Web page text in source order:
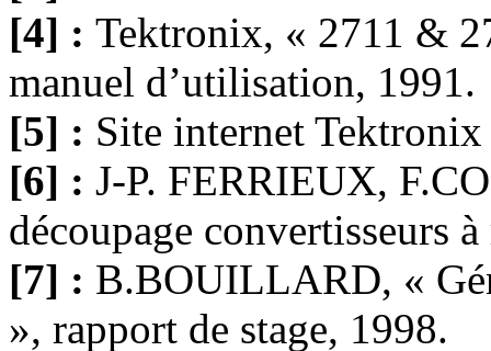
[4] : Tektronix, « 2711 &
manuel d’utilisation, 1991.
[5] : Site internet
[6] : J-P. FERRIEUX,
découpage convertisseurs
[7] : B.BOUILLARD, «
», rapport de stage, 1998.